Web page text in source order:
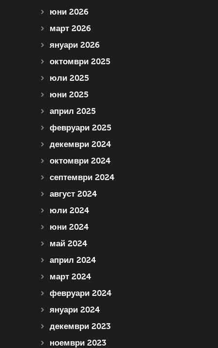
юни 2026
март 2026
януари 2026
октомври 2025
юли 2025
юни 2025
април 2025
февруари 2025
декември 2024
октомври 2024
септември 2024
август 2024
юли 2024
юни 2024
май 2024
април 2024
март 2024
февруари 2024
януари 2024
декември 2023
ноември 2023